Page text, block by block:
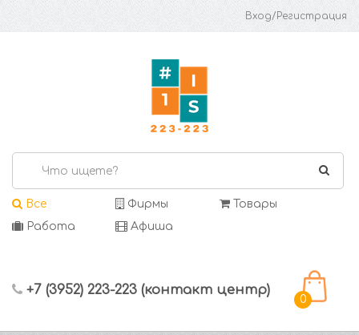
Вход/Регистрация
Все Фирмы
Товары
Работа
Афиша
+7 (3952) 223-223 (контакт центр)
0